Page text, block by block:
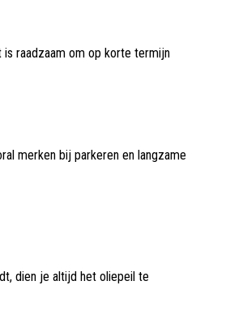
raadzaam om op korte termijn
merken bij parkeren en langzame
dien je altijd het oliepeil te